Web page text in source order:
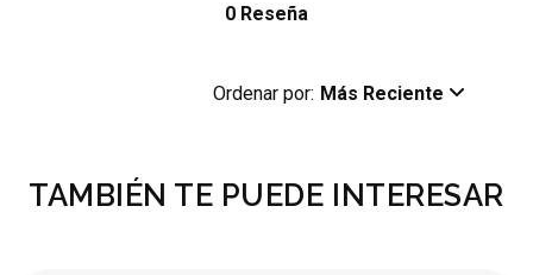
0 Reseña
Ordenar por: Más Reciente
TAMBIÉN TE PUEDE INTERESAR